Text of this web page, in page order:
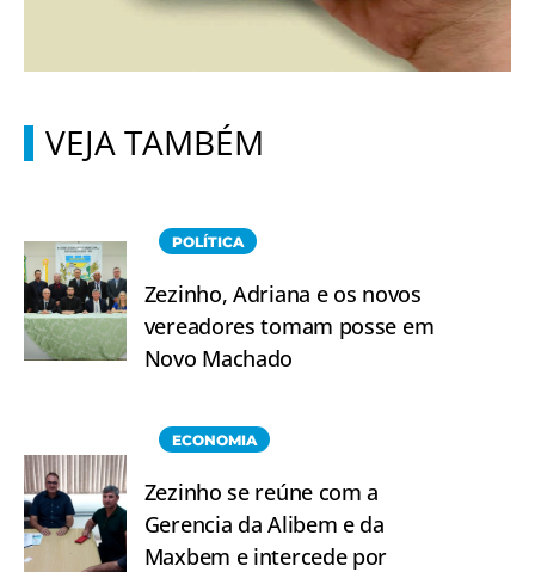
VEJA TAMBÉM
POLÍTICA
Zezinho, Adriana e os novos
vereadores tomam posse em
Novo Machado
ECONOMIA
Zezinho se reúne com a
Gerencia da Alibem e da
Maxbem e intercede por